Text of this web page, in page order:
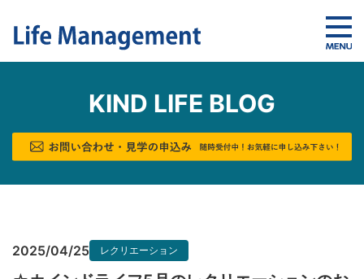
KIND LIFE BLOG
2025/04/25 レクリエーション